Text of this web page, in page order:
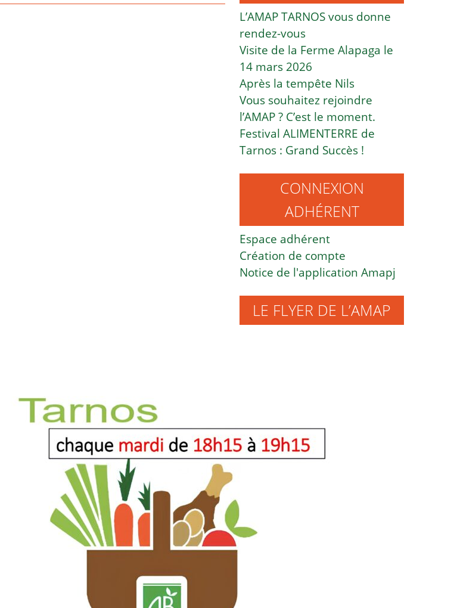
L’AMAP TARNOS vous donne
rendez-vous
Visite de la Ferme Alapaga le
14 mars 2026
Après la tempête Nils
Vous souhaitez rejoindre
l’AMAP ? C’est le moment.
Festival ALIMENTERRE de
Tarnos : Grand Succès !
CONNEXION
ADHÉRENT
Espace adhérent
Création de compte
Notice de l'application Amapj
LE FLYER DE L’AMAP